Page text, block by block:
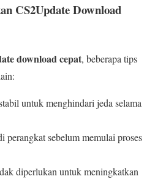
CS2Update Download
download cepat, beberapa tips
untuk menghindari jeda selama
perangkat sebelum memulai proses
diperlukan untuk meningkatkan